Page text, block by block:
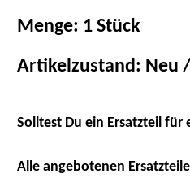
Menge: 1 Stück
Artikelzustand: Neu
Solltest Du ein Ersatzteil
Alle angebotenen